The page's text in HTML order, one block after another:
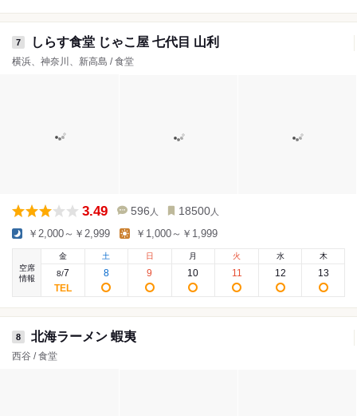
7 しらす食堂 じゃこ屋 七代目 山利
横浜、神奈川、新高島 / 食堂
3.49 596 人 18500 人
￥2,000～￥2,999 ￥1,000～￥1,999
空席
情報
金
8/7
土
8
日
9
月
10
火
11
水
12
木
13
8 北海ラーメン 蝦夷
西谷 / 食堂